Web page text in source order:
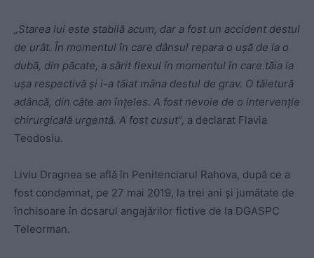
„Starea lui este stabilă acum, dar a fost un accident destul
de urât. În momentul în care dânsul repara o ușă de la o
dubă, din păcate, a sărit flexul în momentul în care tăia la
ușa respectivă și i-a tăiat mâna destul de grav. O tăietură
adâncă, din câte am înțeles. A fost nevoie de o intervenție
chirurgicală urgentă. A fost cusut”, a declarat Flavia
Teodosiu.
Liviu Dragnea se află în Penitenciarul Rahova, după ce a
fost condamnat, pe 27 mai 2019, la trei ani şi jumătate de
închisoare în dosarul angajărilor fictive de la DGASPC
Teleorman.